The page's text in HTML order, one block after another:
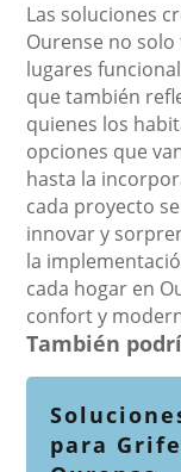
Las soluciones
Ourense no
lugares
que también
quienes los
opciones que
hasta la
cada proyecto
innovar y
la
cada hogar en
confort y
También
para